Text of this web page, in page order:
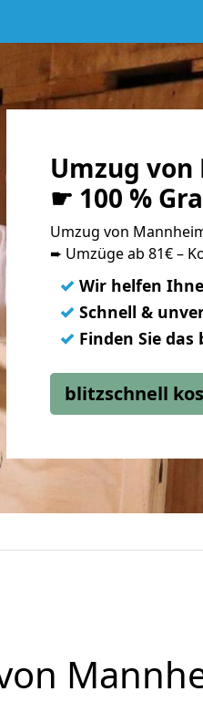
Umzug von
☛ 100 %
Umzug von
➨ Umzüge ab 81€ –
✓ Wir helfen
✓ Schnell &
✓ Finden Sie
blitzschnell